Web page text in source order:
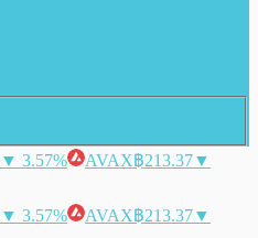
▼ 3.57% AVAX฿213.37▼
▼ 3.57% AVAX฿213.37▼